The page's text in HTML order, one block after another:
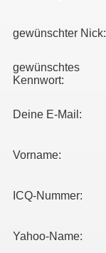
gewünschter Nick:
gewünschtes
Kennwort:
Deine E-Mail:
Vorname:
ICQ-Nummer:
Yahoo-Name: